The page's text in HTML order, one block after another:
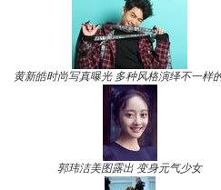
黄新皓时尚写真曝光 多种风格演绎不一样
郭玮洁美图露出 变身元气少女